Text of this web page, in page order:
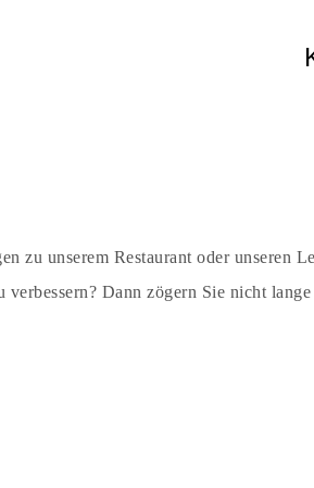
zu unserem Restaurant oder unseren
verbessern? Dann zögern Sie nicht